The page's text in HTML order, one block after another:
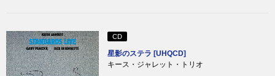
CD
星影のステラ [UHQCD]
キース・ジャレット・トリオ